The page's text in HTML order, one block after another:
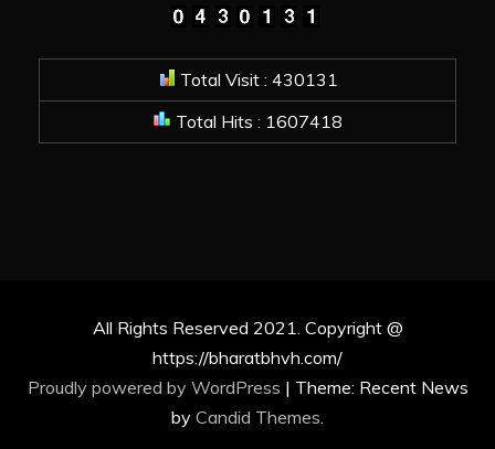
Total Visit : 430131
Total Hits : 1607418
All Rights Reserved 2021. Copyright @
https://bharatbhvh.com/
Proudly powered by WordPress | Theme: Recent News
by Candid Themes.